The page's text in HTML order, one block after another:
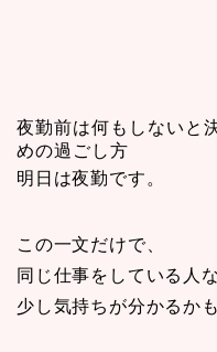
夜勤前は何もしないと
めの過ごし方
明日は夜勤です。
この一文だけで、
同じ仕事をしている人な
少し気持ちが分かるか